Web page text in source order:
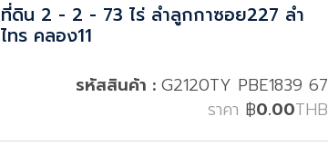
ที่ดิน 2 - 2 - 73 ไร่ ลำลูกกาซอย227 ลำ
ไทร คลอง11
รหัสสินค้า : G2120TY PBE1839 67
ราคา ฿0.00THB